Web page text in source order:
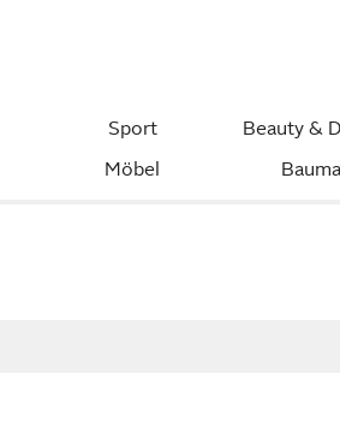
Sport Beauty &
Möbel